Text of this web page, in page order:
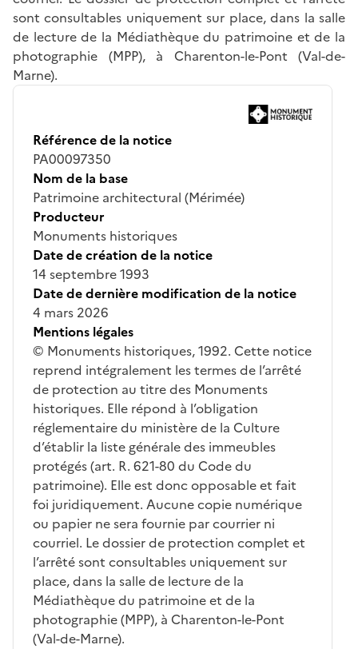
sont consultables uniquement sur place, dans la salle
de lecture de la Médiathèque du patrimoine et de la
photographie (MPP), à Charenton-le-Pont (Val-de-
Marne).
Référence de la notice
PA00097350
Nom de la base
Patrimoine architectural (Mérimée)
Producteur
Monuments historiques
Date de création de la notice
14 septembre 1993
Date de dernière modification de la notice
4 mars 2026
Mentions légales
© Monuments historiques, 1992. Cette notice
reprend intégralement les termes de l’arrêté
de protection au titre des Monuments
historiques. Elle répond à l’obligation
réglementaire du ministère de la Culture
d’établir la liste générale des immeubles
protégés (art. R. 621-80 du Code du
patrimoine). Elle est donc opposable et fait
foi juridiquement. Aucune copie numérique
ou papier ne sera fournie par courrier ni
courriel. Le dossier de protection complet et
l’arrêté sont consultables uniquement sur
place, dans la salle de lecture de la
Médiathèque du patrimoine et de la
photographie (MPP), à Charenton-le-Pont
(Val-de-Marne).